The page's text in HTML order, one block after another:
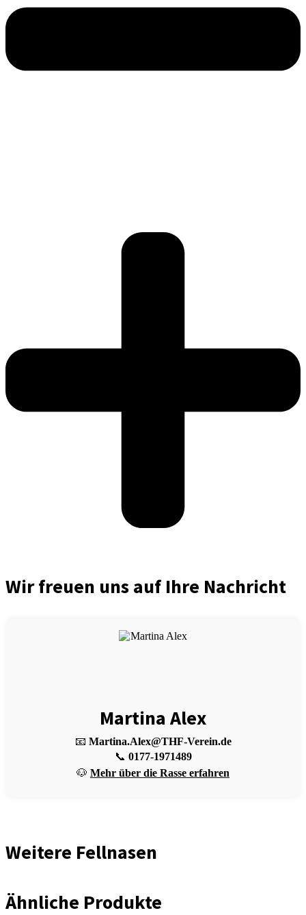
Wir freuen uns auf Ihre Nachricht
Martina Alex
📧 Martina.Alex@THF-Verein.de
📞 0177-1971489
🐶 Mehr über die Rasse erfahren
Weitere Fellnasen
Ähnliche Produkte